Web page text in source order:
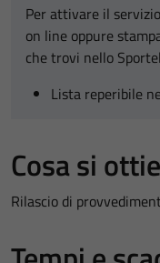
Per attivare il
on line oppure
che trovi nello
Lista reperibile
Cosa si
Rilascio di